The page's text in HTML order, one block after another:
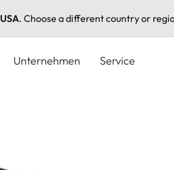
USA. Choose a different country or
Unternehmen Service